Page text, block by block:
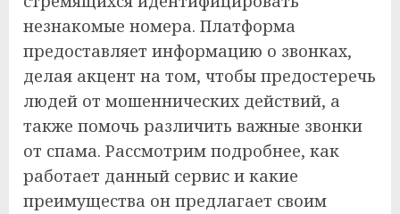
незнакомые номера. Платформа
предоставляет информацию о звонках,
делая акцент на том, чтобы предостеречь
людей от мошеннических действий, а
также помочь различить важные звонки
от спама. Рассмотрим подробнее, как
работает данный сервис и какие
преимущества он предлагает своим